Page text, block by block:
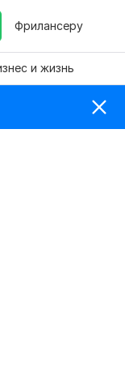
Фрилансеру
и жизнь